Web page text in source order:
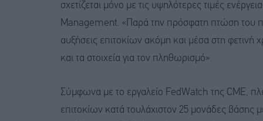
σχετίζεται μόνο με τις υψηλότερες τιμές
Management. «Παρά την πρόσφατη πτώση του
αυξήσεις επιτοκίων ακόμη και μέσα στη
και τα στοιχεία για τον πληθωρισμό».
Σύμφωνα με το εργαλείο FedWatch της CME,
επιτοκίων κατά τουλάχιστον 25 μονάδες βάσης